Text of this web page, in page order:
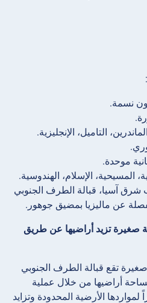
التاميل، الإنجليزية.
موحدة.
المسيحية، الإسلام، الهندوسية.
آسيا، قبالة الطرف الجنوبي
عن ماليزيا بمضيق جوهور.
صغيرة تزيد أراضيها عن طريق
تقع قبالة الطرف الجنوبي
أراضيها من خلال عملية
الأرضية المحدودة وتزايد